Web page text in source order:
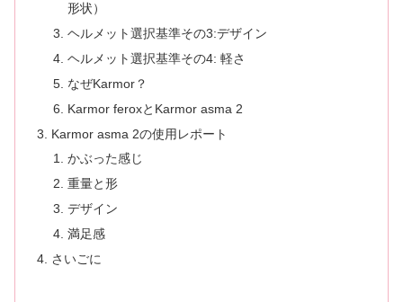
形状）
ヘルメット選択基準その3:デザイン
ヘルメット選択基準その4: 軽さ
なぜKarmor？
Karmor feroxとKarmor asma 2
Karmor asma 2の使用レポート
かぶった感じ
重量と形
デザイン
満足感
さいごに